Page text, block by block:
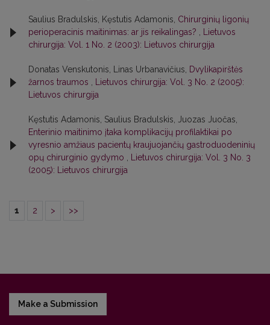
Saulius Bradulskis, Kęstutis Adamonis, Chirurginių ligonių
perioperacinis maitinimas: ar jis reikalingas?
Lietuvos
chirurgija: Vol. 1 No. 2 (2003): Lietuvos chirurgija
Donatas Venskutonis, Linas Urbanavičius,
Dvylikapirštės
žarnos traumos
Lietuvos chirurgija: Vol. 3 No. 2 (2005):
Lietuvos chirurgija
Kęstutis Adamonis, Saulius Bradulskis, Juozas Juočas,
Enterinio maitinimo įtaka komplikacijų profilaktikai po
vyresnio amžiaus pacientų kraujuojančių gastroduodeninių
opų chirurginio gydymo
Lietuvos chirurgija: Vol. 3 No. 3
(2005): Lietuvos chirurgija
1 2 > >>
Make a Submission